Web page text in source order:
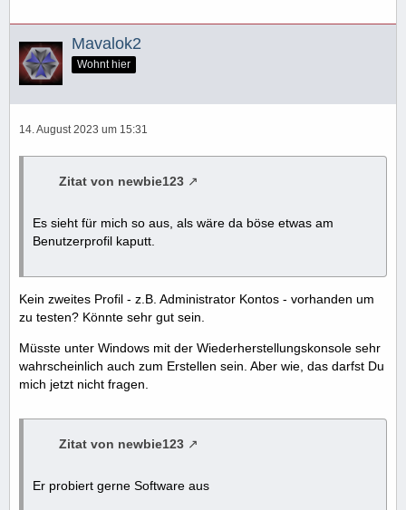
Mavalok2
Wohnt hier
14. August 2023 um 15:31
Zitat von newbie123
Es sieht für mich so aus, als wäre da böse etwas am
Benutzerprofil kaputt.
Kein zweites Profil - z.B. Administrator Kontos - vorhanden um
zu testen? Könnte sehr gut sein.
Müsste unter Windows mit der Wiederherstellungskonsole sehr
wahrscheinlich auch zum Erstellen sein. Aber wie, das darfst Du
mich jetzt nicht fragen.
Zitat von newbie123
Er probiert gerne Software aus